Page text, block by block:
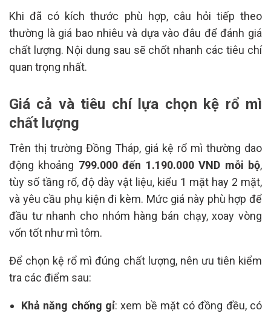
Khi đã có kích thước phù hợp, câu hỏi tiếp theo
thường là giá bao nhiêu và dựa vào đâu để đánh giá
chất lượng. Nội dung sau sẽ chốt nhanh các tiêu chí
quan trọng nhất.
Giá cả và tiêu chí lựa chọn kệ rổ mì
chất lượng
Trên thị trường Đồng Tháp, giá kệ rổ mì thường dao
động khoảng 799.000 đến 1.190.000 VND mỗi bộ,
tùy số tầng rổ, độ dày vật liệu, kiểu 1 mặt hay 2 mặt,
và yêu cầu phụ kiện đi kèm. Mức giá này phù hợp để
đầu tư nhanh cho nhóm hàng bán chạy, xoay vòng
vốn tốt như mì tôm.
Để chọn kệ rổ mì đúng chất lượng, nên ưu tiên kiểm
tra các điểm sau:
Khả năng chống gỉ: xem bề mặt có đồng đều, có